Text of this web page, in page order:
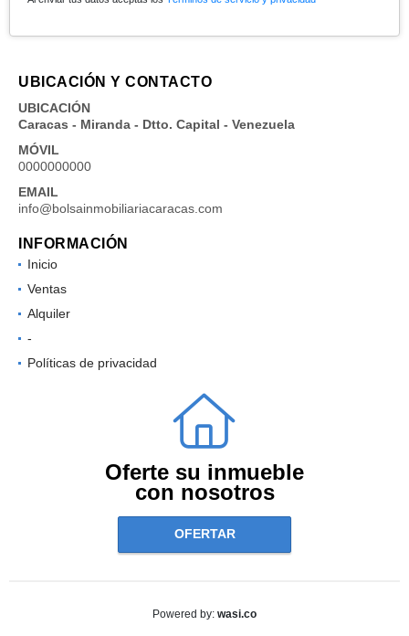
UBICACIÓN Y CONTACTO
UBICACIÓN
Caracas - Miranda - Dtto. Capital - Venezuela
MÓVIL
0000000000
EMAIL
info@bolsainmobiliariacaracas.com
INFORMACIÓN
Inicio
Ventas
Alquiler
-
Políticas de privacidad
Oferte su inmueble
con nosotros
OFERTAR
Powered by: wasi.co